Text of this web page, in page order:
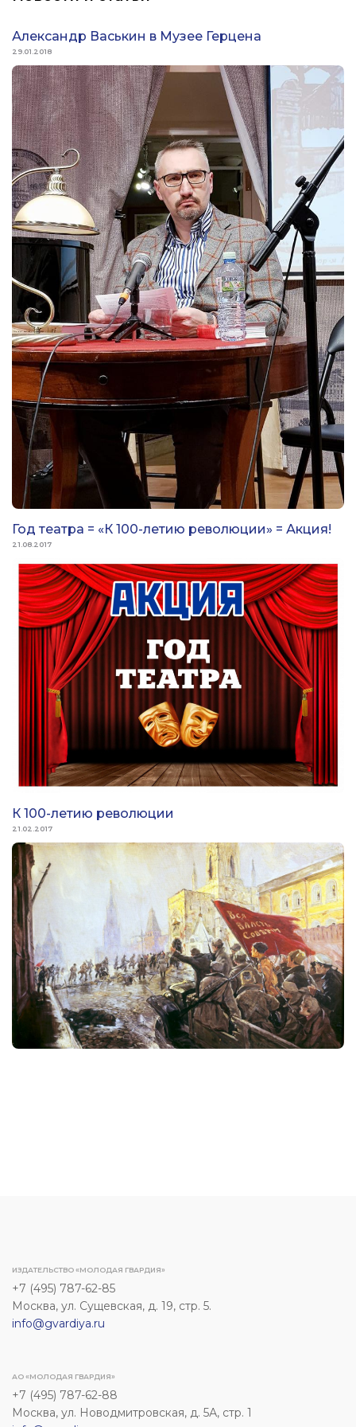
Александр Васькин в Музее Герцена
29.01.2018
Год театра = «К 100-летию революции» = Акция!
21.08.2017
К 100-летию революции
21.02.2017
ИЗДАТЕЛЬСТВО «МОЛОДАЯ ГВАРДИЯ»
+7 (495) 787-62-85
Москва, ул. Сущевская, д. 19, стр. 5.
info@gvardiya.ru
АО «МОЛОДАЯ ГВАРДИЯ»
+7 (495) 787-62-88
Москва, ул. Новодмитровская, д. 5А, стр. 1